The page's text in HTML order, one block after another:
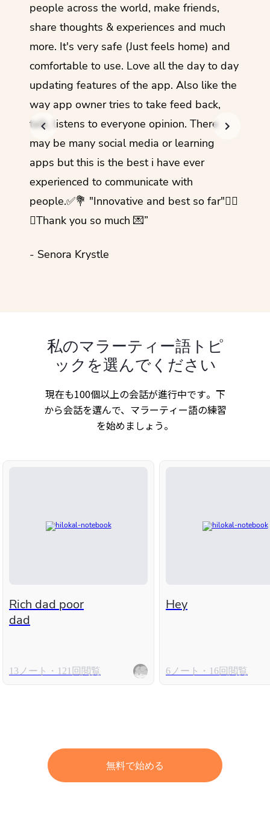
people across the world, make friends,
share thoughts & experiences and much
more. It's very safe (Just feels home) and
comfortable to use. Love all the day to day
updating features of the app. Also like the
way app owner tries to take feed back,
talk, listens to everyone opinion. There
may be many social media or learning
apps but this is the best i have ever
experienced to communicate with
people.✅💐 "Innovative and best so far"✌🏻
💜Thank you so much 💌”
- Senora Krystle
私のマラーティー語トピ
ックを選んでください
現在も100個以上の会話が進行中です。下
から会話を選んで、マラーティー語の練習
を始めましょう。
Rich dad poor
dad
13ノート・121回閲覧
Hey
6ノート・16回閲覧
無料で始める